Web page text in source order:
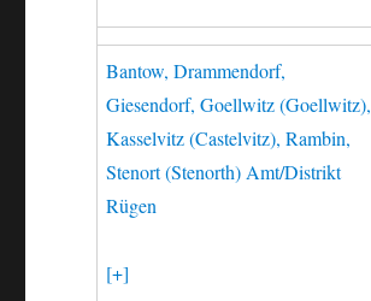
Bantow, Drammendorf,
Giesendorf, Goellwitz (Goellwitz),
Kasselvitz (Castelvitz), Rambin,
Stenort (Stenorth) Amt/Distrikt
Rügen
[+]